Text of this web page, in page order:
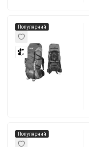
Популярний
3
Популярний